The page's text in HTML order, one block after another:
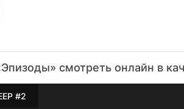
смотреть онлайн в
#2